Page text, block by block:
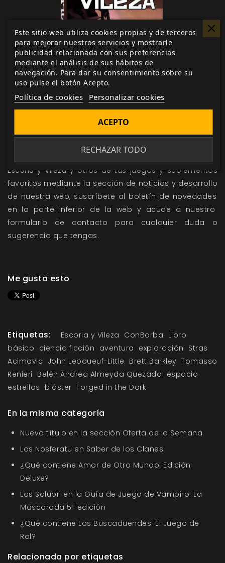
Escoria y Vileza y otros de tus juegos y suplementos
favoritos mediante la sección de noticias y desarrollo
de nuestra web, suscríbete al boletín de novedades
en la parte inferior de la web y acude a nuestro
formulario de contacto para cualquier duda o
sugerencia que tengas.
Me gusta esto
Etiquetas: Escoria y Vileza ConBarba Libro
básico ciencia ficción aventura exploración Stras
Acimovic John Leboueuf-Little Brett Barkley Tomasso
Renieri Belén Andrea Almeyda Quezada espacio
estrellas bláster Forged in the Dark
En la misma categoría
Nuevo título en la sección Oferta de la Semana
Los Nosferatu en Saber de los Clanes
¿Qué contiene Amor de Otro Mundo: Edición
Deluxe?
Los Salubri en la Guía de Juego de Vampiro: La
Mascarada 5ª edición
¿Qué contiene Los Buscaduendes: El Juego de
Rol?
Relacionada por etiquetas
Este sitio web utiliza cookies propias y de terceros
para mejorar nuestros servicios y mostrarle
publicidad relacionada con sus preferencias
mediante el análisis de sus hábitos de
navegación. Para dar su consentimiento sobre su
uso pulse el botón Acepto.
Política de cookies Personalizar cookies
RECHAZAR TODO
ACEPTO